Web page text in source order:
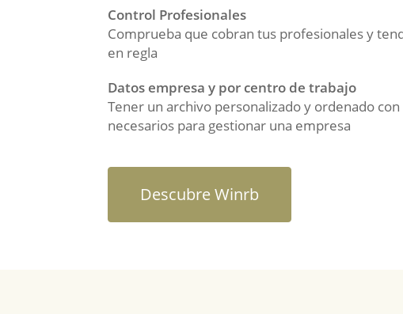
Control Profesionales
Comprueba que cobran tus profesionales y
en regla
Datos empresa y por centro de trabajo
Tener un archivo personalizado y ordenado
necesarios para gestionar una empresa
Descubre Winrb